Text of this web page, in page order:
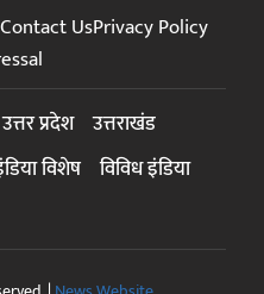
Contact UsPrivacy Policy
उत्तर प्रदेश उत्तराखंड
विशेष विविध इंडिया